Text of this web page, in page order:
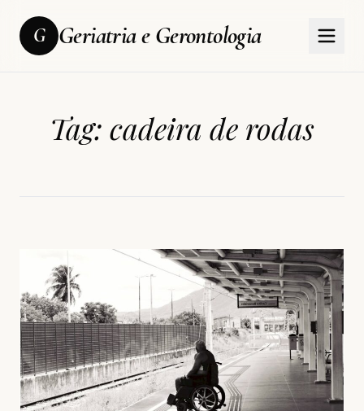
G Geriatria e Gerontologia
Tag: cadeira de rodas